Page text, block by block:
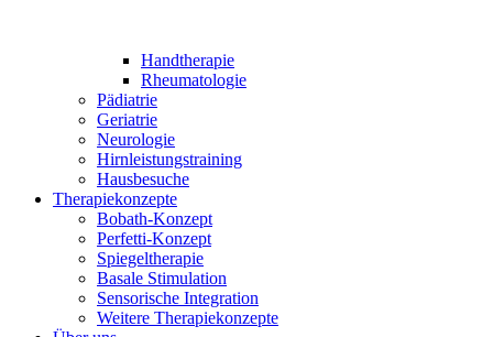
Handtherapie
Rheumatologie
Pädiatrie
Geriatrie
Neurologie
Hirnleistungstraining
Hausbesuche
Therapiekonzepte
Bobath-Konzept
Perfetti-Konzept
Spiegeltherapie
Basale Stimulation
Sensorische Integration
Weitere Therapiekonzepte